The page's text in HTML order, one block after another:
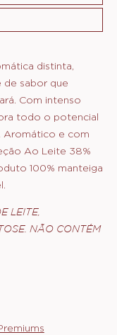
distinta,
de sabor que
Com intenso
todo o potencial
Aromático e com
Ao Leite 38%
100% manteiga
LEITE,
NÃO CONTÉM